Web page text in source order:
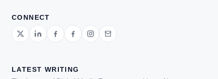
CONNECT
LATEST WRITING